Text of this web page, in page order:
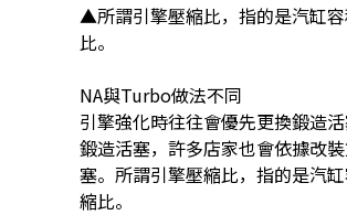
▲所謂引擎壓縮比，指的是汽缸
比。
NA與Turbo做法不同
引擎強化時往往會優先更換鍛造
鍛造活塞，許多店家也會依據改
塞。所謂引擎壓縮比，指的是汽
縮比。